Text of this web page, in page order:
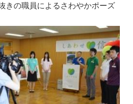
きの職員によるさわやかポーズ